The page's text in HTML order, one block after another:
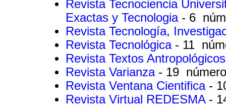
Revista Tecnociencia
Exactas y Tecnologia - 6
Revista Tecnología,
Revista Tecnológica - 11
Revista Textos
Revista Varianza - 19
Revista Ventana Cientifica -
Revista Virtual REDESMA -